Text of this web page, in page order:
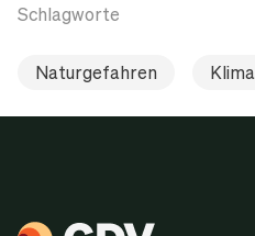
Schlagworte
Naturgefahren Klima